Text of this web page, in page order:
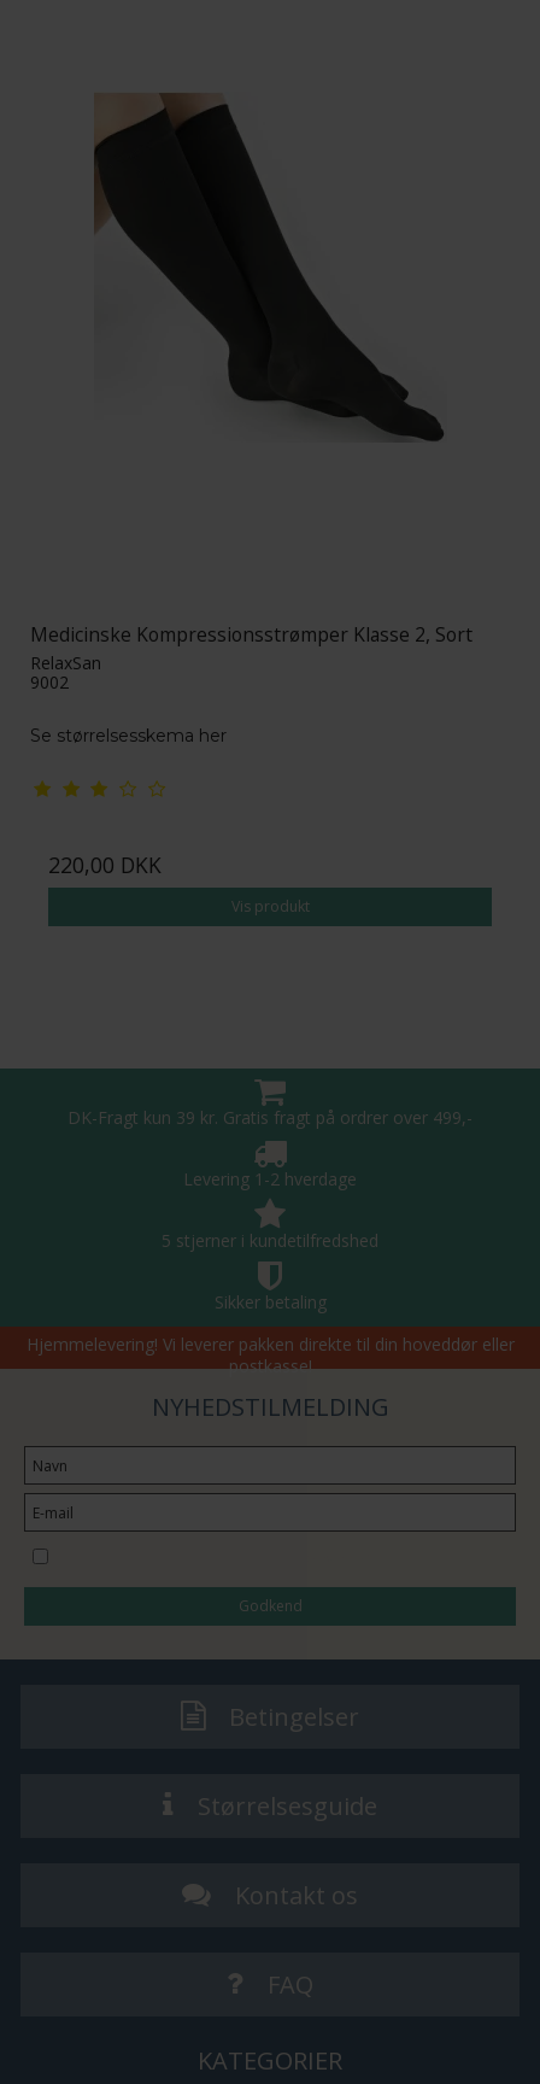
Medicinske Kompressionsstrømper Klasse 2, Sort
RelaxSan
9002
Se størrelsesskema her
220,00 DKK
Vis produkt
DK-Fragt kun 39 kr. Gratis fragt på ordrer over 499,-
Levering 1-2 hverdage
5 stjerner i kundetilfredshed
Sikker betaling
Hjemmelevering! Vi leverer pakken direkte til din hoveddør eller
postkasse!
NYHEDSTILMELDING
Godkend
Betingelser
Størrelsesguide
Kontakt os
FAQ
KATEGORIER